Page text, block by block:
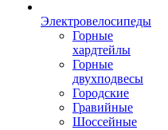
Электровелосипеды
Горные
хардтейлы
Горные
двухподвесы
Городские
Гравийные
Шоссейные